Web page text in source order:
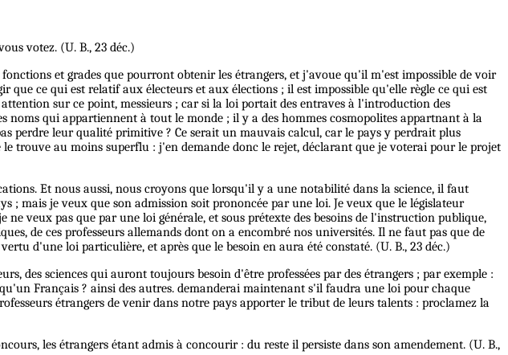
votez. (U. B., 23 déc.)
et grades que pourront obtenir les étrangers, et j'avoue qu'il m'est impossible de voir
ce qui est relatif aux électeurs et aux élections ; il est impossible qu'elle règle ce qui est
sur ce point, messieurs ; car si la loi portait des entraves à l'introduction des
qui appartiennent à tout le monde ; il y a des hommes cosmopolites appartnant à la
perdre leur qualité primitive ? Ce serait un mauvais calcul, car le pays y perdrait plus
trouve au moins superflu : j'en demande donc le rejet, déclarant que je voterai pour le projet
Et nous aussi, nous croyons que lorsqu'il y a une notabilité dans la science, il faut
mais je veux que son admission soit prononcée par une loi. Je veux que le législateur
veux pas que par une loi générale, et sous prétexte des besoins de l'instruction publique,
de ces professeurs allemands dont on a encombré nos universités. Il ne faut pas que de
d'une loi particulière, et après que le besoin en aura été constaté. (U. B., 23 déc.)
des sciences qui auront toujours besoin d'être professées par des étrangers ; par exemple :
Français ? ainsi des autres. demanderai maintenant s'il faudra une loi pour chaque
étrangers de venir dans notre pays apporter le tribut de leurs talents : proclamez la
les étrangers étant admis à concourir : du reste il persiste dans son amendement. (U. B.,